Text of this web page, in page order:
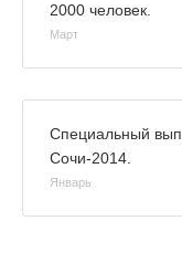
2000 человек.
Март
Специальный
Сочи-2014.
Январь